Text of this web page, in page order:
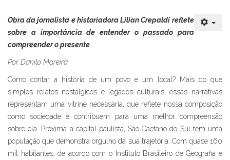
Obra da jornalista e historiadora Lilian Crepaldi reflete
sobre a importância de entender o passado para
compreender o presente
Por Danilo Moreira
Como contar a história de um povo e um local? Mais do que
simples relatos nostálgicos e legados culturais, essas narrativas
representam uma vitrine necessária, que reflete nossa composição
como sociedade e contribuem para uma melhor compreensão
sobre ela. Próxima a capital paulista, São Caetano do Sul tem uma
população que demonstra orgulho da sua trajetória. Com quase 160
mil habitantes, de acordo com o Instituto Brasileiro de Geografia e